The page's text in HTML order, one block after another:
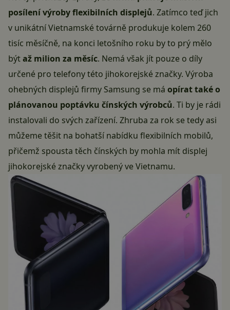
posílení výroby flexibilních displejů. Zatímco teď jich
v unikátní Vietnamské továrně produkuje kolem 260
tisíc měsíčně, na konci letošního roku by to prý mělo
býtaž milion za měsíc. Nemá však jít pouze o díly
určené pro telefony této jihokorejské značky. Výroba
ohebných displejů firmy Samsung se má opírat také o
plánovanou poptávku čínských výrobců. Ti by je rádi
instalovali do svých zařízení. Zhruba za rok se tedy asi
můžeme těšit na bohatší nabídku flexibilních mobilů,
přičemž spousta těch čínských by mohla mít displej
jihokorejské značky vyrobený ve Vietnamu.